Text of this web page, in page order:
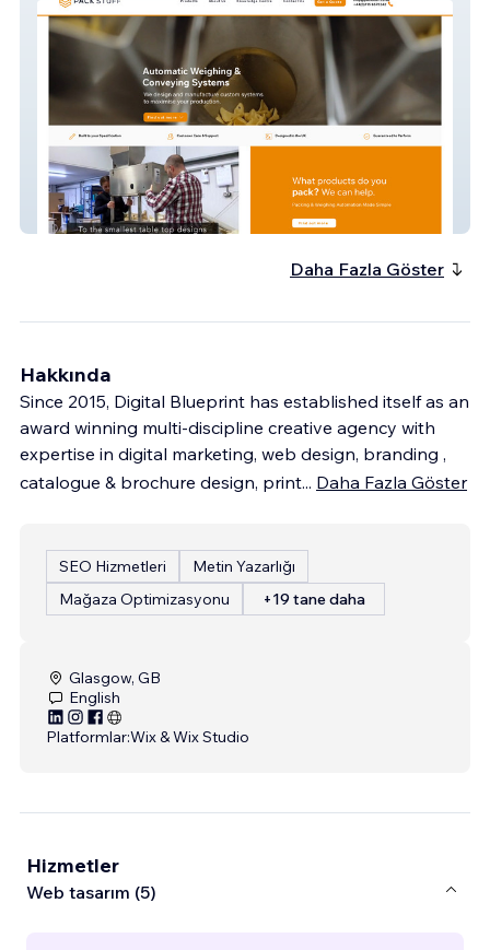
Pack Stuff
Daha Fazla Göster
Hakkında
Since 2015, Digital Blueprint has established itself as an
award winning multi-discipline creative agency with
expertise in digital marketing, web design, branding ,
catalogue & brochure design, print... Daha Fazla Göster
SEO Hizmetleri
Metin Yazarlığı
Mağaza Optimizasyonu
+19 tane daha
Glasgow, GB
English
Platformlar:Wix & Wix Studio
Hizmetler
Web tasarım (5)